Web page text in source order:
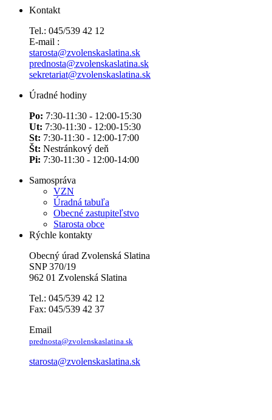
Kontakt
Tel.: 045/539 42 12
E-mail :
starosta@zvolenskaslatina.sk
prednosta@zvolenskaslatina.sk
sekretariat@zvolenskaslatina.sk
Úradné hodiny
Po: 7:30-11:30 - 12:00-15:30
Ut: 7:30-11:30 - 12:00-15:30
St: 7:30-11:30 - 12:00-17:00
Št: Nestránkový deň
Pi: 7:30-11:30 - 12:00-14:00
Samospráva
VZN
Úradná tabuľa
Obecné zastupiteľstvo
Starosta obce
Rýchle kontakty
Obecný úrad Zvolenská Slatina
SNP 370/19
962 01 Zvolenská Slatina
Tel.: 045/539 42 12
Fax: 045/539 42 37
Email
prednosta@zvolenskaslatina.sk
starosta@zvolenskaslatina.sk